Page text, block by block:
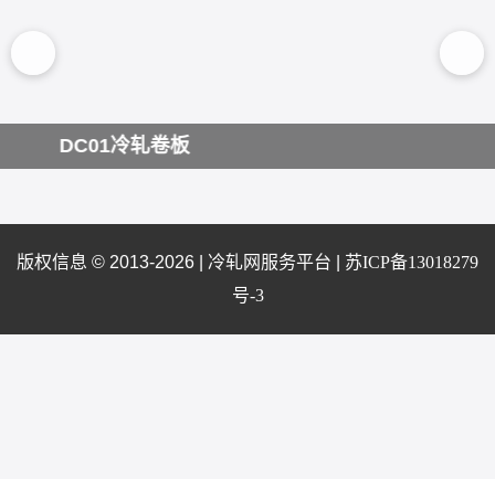
DC01冷轧卷板
版权信息 © 2013-2026 | 冷轧网服务平台
苏ICP备13018279
号-3